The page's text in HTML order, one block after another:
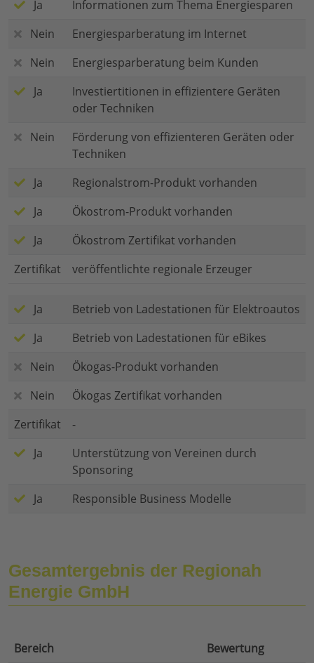
Ja
Informationen zum Thema Energiesparen
Nein
Energiesparberatung im Internet
Nein
Energiesparberatung beim Kunden
Ja
Investiertitionen in effizientere Geräten
oder Techniken
Nein
Förderung von effizienteren Geräten oder
Techniken
Ja
Regionalstrom-Produkt vorhanden
Ja
Ökostrom-Produkt vorhanden
Ja
Ökostrom Zertifikat vorhanden
Zertifikat
veröffentlichte regionale Erzeuger
Ja
Betrieb von Ladestationen für Elektroautos
Ja
Betrieb von Ladestationen für eBikes
Nein
Ökogas-Produkt vorhanden
Nein
Ökogas Zertifikat vorhanden
Zertifikat
-
Ja
Unterstützung von Vereinen durch
Sponsoring
Ja
Responsible Business Modelle
Gesamtergebnis der Regionah
Energie GmbH
Bereich Bewertung